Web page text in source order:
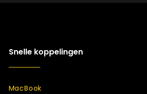
Snelle koppelingen
MacBook